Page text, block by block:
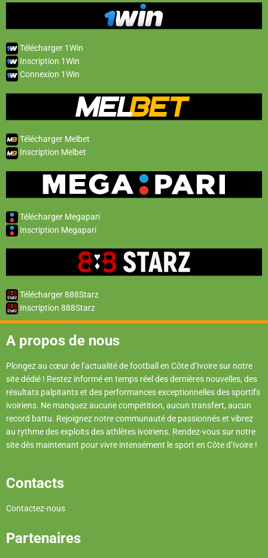
Télécharger 1Win
Inscription 1Win
Connexion 1Win
Télécharger Melbet
Inscription Melbet
Télécharger Megapari
Inscription Megapari
Télécharger 888Starz
Inscription 888Starz
A propos de nous
Plongez au cœur de l’actualité de football en Côte d’Ivoire sur notre
site dédié ! Restez informé en temps réel des dernières nouvelles, des
résultats palpitants et des performances exceptionnelles des sportifs
ivoiriens. Ne manquez aucune compétition, aucun transfert, aucun
record battu. Rejoignez notre communauté de passionnés et vibrez
au rythme des exploits des athlètes ivoiriens. Rendez-vous sur notre
site dès maintenant pour vivre intensément le sport en Côte d’Ivoire !
Contacts
Contactez-nous
Partenaires